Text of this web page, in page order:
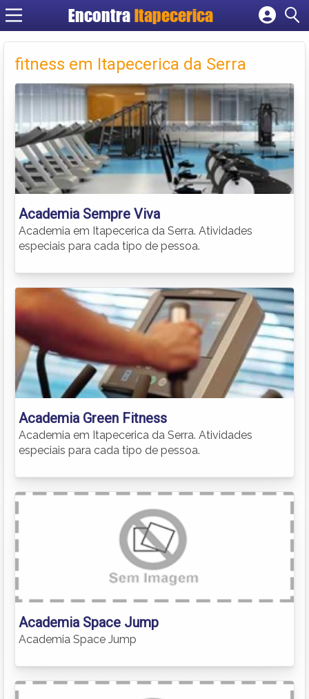
Encontra Itapecerica
Cadastrar empresa
Criar conta
fitness em Itapecerica da Serra
Academia Sempre Viva
Academia em Itapecerica da Serra. Atividades
especiais para cada tipo de pessoa.
Academia Green Fitness
Academia em Itapecerica da Serra. Atividades
especiais para cada tipo de pessoa.
Academia Space Jump
Academia Space Jump